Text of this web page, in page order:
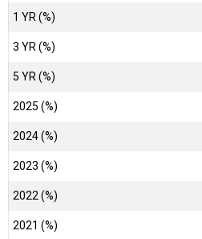
1 YR (%)
3 YR (%)
5 YR (%)
2025 (%)
2024 (%)
2023 (%)
2022 (%)
2021 (%)